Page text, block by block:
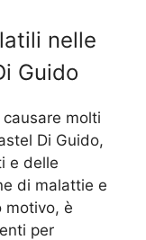
nelle
Guido
molti
Di Guido,
e delle
di malattie e
motivo, è
per